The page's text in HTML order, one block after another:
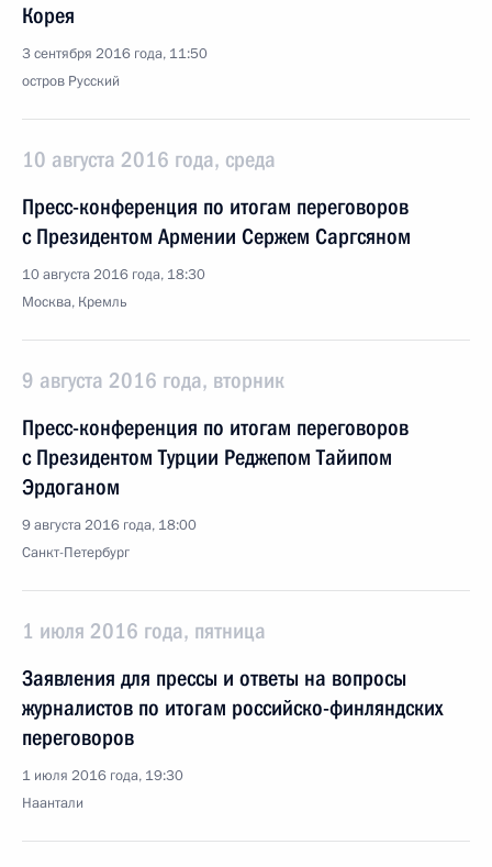
Корея
3 сентября 2016 года, 11:50
остров Русский
10 августа 2016 года, среда
Пресс-конференция по итогам переговоров
с Президентом Армении Сержем Саргсяном
10 августа 2016 года, 18:30
Москва, Кремль
9 августа 2016 года, вторник
Пресс-конференция по итогам переговоров
с Президентом Турции Реджепом Тайипом
Эрдоганом
9 августа 2016 года, 18:00
Санкт-Петербург
1 июля 2016 года, пятница
Заявления для прессы и ответы на вопросы
журналистов по итогам российско-финляндских
переговоров
1 июля 2016 года, 19:30
Наантали